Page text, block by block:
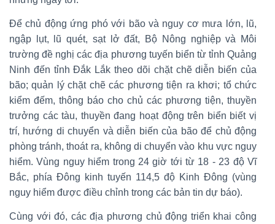
Để chủ động ứng phó với bão và nguy cơ mưa lớn, lũ,
ngập lụt, lũ quét, sạt lở đất, Bộ Nông nghiệp và Môi
trường đề nghị các địa phương tuyến biển từ tỉnh Quảng
Ninh đến tỉnh Đắk Lắk theo dõi chặt chẽ diễn biến của
bão; quản lý chặt chẽ các phương tiện ra khơi; tổ chức
kiểm đếm, thông báo cho chủ các phương tiện, thuyền
trưởng các tàu, thuyền đang hoạt động trên biển biết vị
trí, hướng di chuyển và diễn biến của bão để chủ động
phòng tránh, thoát ra, không di chuyển vào khu vực nguy
hiểm. Vùng nguy hiểm trong 24 giờ tới từ 18 - 23 độ Vĩ
Bắc, phía Đông kinh tuyến 114,5 độ Kinh Đông (vùng
nguy hiểm được điều chỉnh trong các bản tin dự báo).
Cùng với đó, các địa phương chủ động triển khai công